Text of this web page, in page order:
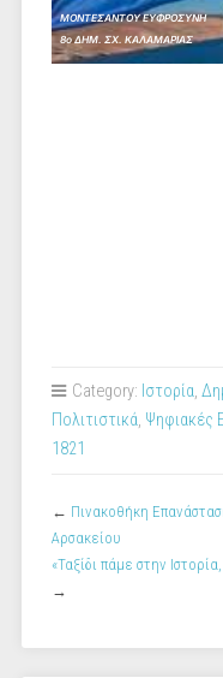
Category: Iστορία,
Πολιτιστικά, Ψηφιακές
1821
← Πινακοθήκη
Αρσακείου
«Ταξίδι πάμε στην
→